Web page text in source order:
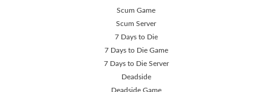
Scum Game
Scum Server
7 Days to Die
7 Days to Die Game
7 Days to Die Server
Deadside
Deadside Game